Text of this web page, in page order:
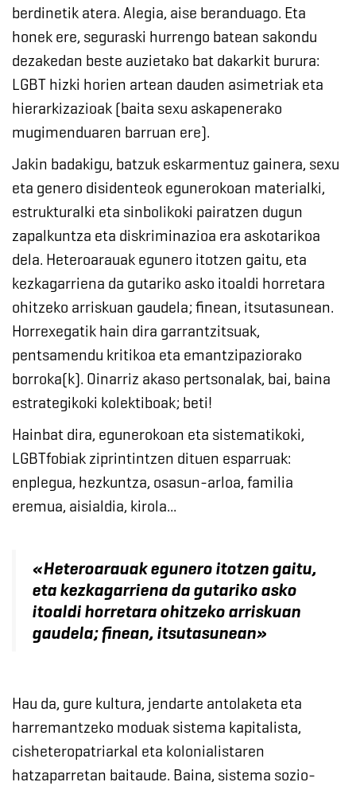
berdinetik atera. Alegia, aise beranduago. Eta
honek ere, seguraski hurrengo batean sakondu
dezakedan beste auzietako bat dakarkit burura:
LGBT hizki horien artean dauden asimetriak eta
hierarkizazioak (baita sexu askapenerako
mugimenduaren barruan ere).
Jakin badakigu, batzuk eskarmentuz gainera, sexu
eta genero disidenteok egunerokoan materialki,
estrukturalki eta sinbolikoki pairatzen dugun
zapalkuntza eta diskriminazioa era askotarikoa
dela. Heteroarauak egunero itotzen gaitu, eta
kezkagarriena da gutariko asko itoaldi horretara
ohitzeko arriskuan gaudela; finean, itsutasunean.
Horrexegatik hain dira garrantzitsuak,
pentsamendu kritikoa eta emantzipaziorako
borroka(k). Oinarriz akaso pertsonalak, bai, baina
estrategikoki kolektiboak; beti!
Hainbat dira, egunerokoan eta sistematikoki,
LGBTfobiak ziprintintzen dituen esparruak:
enplegua, hezkuntza, osasun-arloa, familia
eremua, aisialdia, kirola...
«Heteroarauak egunero itotzen gaitu,
eta kezkagarriena da gutariko asko
itoaldi horretara ohitzeko arriskuan
gaudela; finean, itsutasunean»
Hau da, gure kultura, jendarte antolaketa eta
harremantzeko moduak sistema kapitalista,
cisheteropatriarkal eta kolonialistaren
hatzaparretan baitaude. Baina, sistema sozio-